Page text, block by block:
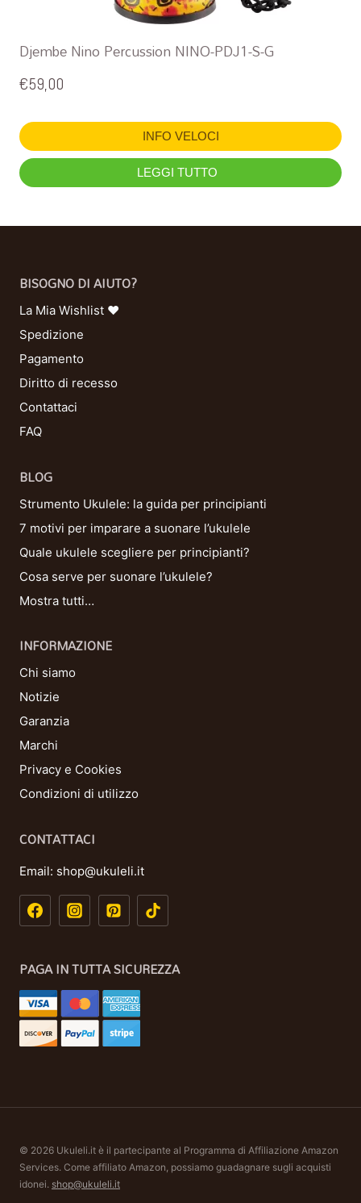
Djembe Nino Percussion NINO-PDJ1-S-G
€59,00
INFO VELOCI
LEGGI TUTTO
BISOGNO DI AIUTO?
La Mia Wishlist ❤
Spedizione
Pagamento
Diritto di recesso
Contattaci
FAQ
BLOG
Strumento Ukulele: la guida per principianti
7 motivi per imparare a suonare l’ukulele
Quale ukulele scegliere per principianti?
Cosa serve per suonare l’ukulele?
Mostra tutti…
INFORMAZIONE
Chi siamo
Notizie
Garanzia
Marchi
Privacy e Cookies
Condizioni di utilizzo
CONTATTACI
Email: shop@ukuleli.it
PAGA IN TUTTA SICUREZZA
© 2026 Ukuleli.it è il partecipante al Programma di Affiliazione Amazon
Services. Come affiliato Amazon, possiamo guadagnare sugli acquisti
idonei. shop@ukuleli.it